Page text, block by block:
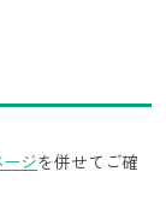
ジを併せてご確